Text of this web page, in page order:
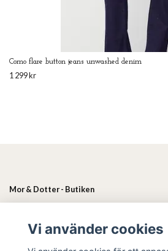
Como flare button jeans unwashed denim
1 299 kr
Mor & Dotter - Butiken
Läs merVi använder cookies